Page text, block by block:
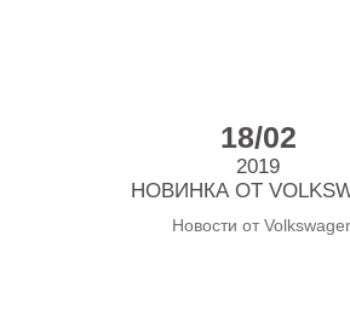
18/02
2019
НОВИНКА ОТ
Новости от